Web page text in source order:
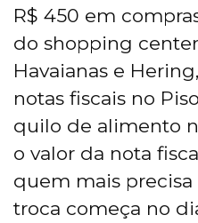
R$ 450 em
do shopping
Havaianas e
notas fiscais no
quilo de alimento
o valor da nota
quem mais precisa
troca começa no